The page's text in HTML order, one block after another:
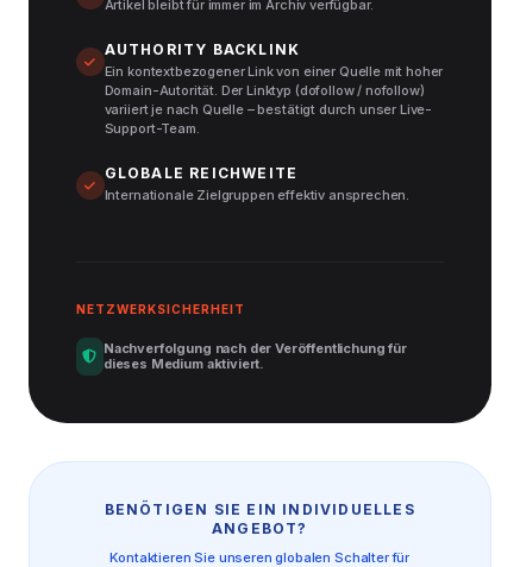
Artikel bleibt für immer im Archiv verfügbar.
AUTHORITY BACKLINK
Ein kontextbezogener Link von einer Quelle mit hoher
Domain-Autorität. Der Linktyp (dofollow / nofollow)
variiert je nach Quelle – bestätigt durch unser Live-
Support-Team.
GLOBALE REICHWEITE
Internationale Zielgruppen effektiv ansprechen.
NETZWERKSICHERHEIT
Nachverfolgung nach der Veröffentlichung für
dieses Medium aktiviert.
BENÖTIGEN SIE EIN INDIVIDUELLES
ANGEBOT?
Kontaktieren Sie unseren globalen Schalter für